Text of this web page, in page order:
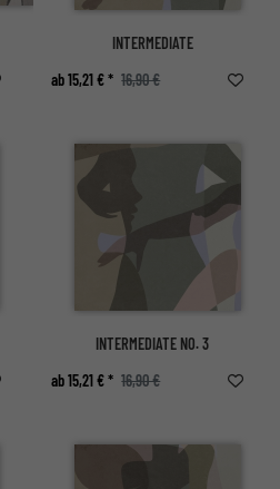
INTERMEDIATE
ab 15,21 € * 16,90 €
INTERMEDIATE NO. 3
ab 15,21 € * 16,90 €